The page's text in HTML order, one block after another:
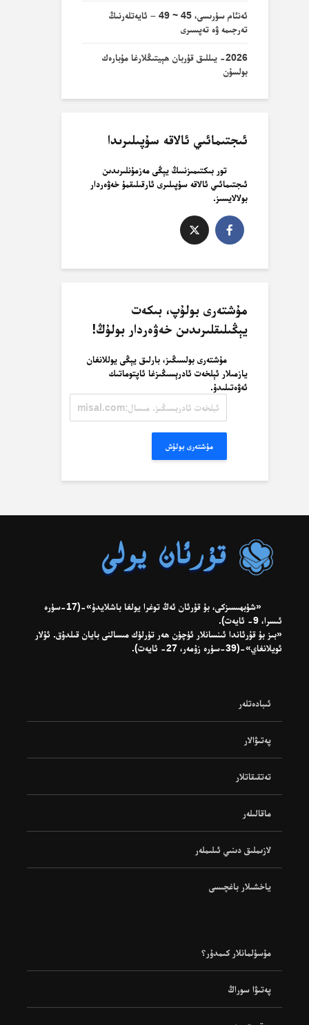
ئەنئام سۈرىسى، 45 ~ 49 – ئايەتلەرنىڭ
تەرجىمە ۋە تەپسىرى
2026- يىللىق قۇربان ھېيتىڭلارغا مۇبارەك
بولسۇن
ئىجتىمائىي ئالاقە سۇپىلىرىدا
تور بىكتىمىزنىىڭ يېڭى مەزمۇنلىرىدىن
ئىجتىمائىي ئالاقە سۇپىلىرى ئارقىلىقمۇ خەۋەردار
بولالايسىز.
مۇشتەرى بولۇپ، بىكەت
يېڭىلىقلىرىدىن خەۋەردار بولۇڭ!
مۇشتەرى بولسىڭىز، بارلىق يېڭى يوللانغان
يازمىلار ئېلخەت ئادرېسىڭىزغا ئاپتوماتىك
ئەۋەتىلىدۇ.
ئادرېسىڭىز.
مۇشتەرى بولۇش
«شۈبھىسىزكى، بۇ قۇرئان ئەڭ توغرا يولغا باشلايدۇ»-(17-سۈرە
ئىسرا، 9- ئايەت).
«بىز بۇ قۇرئاندا ئىنسانلار ئۈچۈن ھەر تۈرلۈك مىسالنى بايان قىلدۇق. ئۇلار
ئويلانغاي»-(39-سۈرە زۇمەر، 27- ئايەت).
ئىبادەتلەر
پەتىۋالار
تەتقىقاتلار
ماقالىلەر
لازىملىق دىنىي ئىلىملەر
ياخشىلار باغچىسى
مۇسۇلمانلار كىمدۇر؟
پەتىۋا سوراڭ